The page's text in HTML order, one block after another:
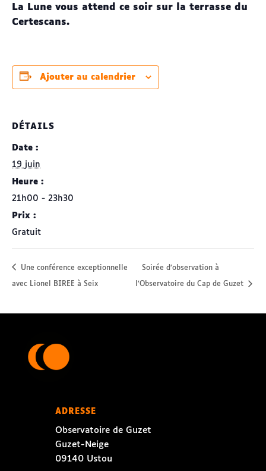
La Lune vous attend ce soir sur la terrasse du
Certescans.
Ajouter au calendrier
DÉTAILS
Date :
19 juin
Heure :
21h00 - 23h30
Prix :
Gratuit
Une conférence exceptionnelle
avec Lionel BIREE à Seix
Soirée d’observation à
l’Observatoire du Cap de Guzet
ADRESSE
Observatoire de Guzet
Guzet-Neige
09140 Ustou